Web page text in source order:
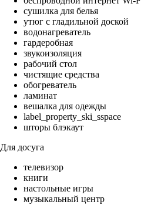
сушилка для белья
утюг с гладильной доской
водонагреватель
гардеробная
звукоизоляция
рабочий стол
чистящие средства
обогреватель
ламинат
вешалка для одежды
label_property_ski_sspace
шторы блэкаут
Для досуга
телевизор
книги
настольные игры
музыкальный центр